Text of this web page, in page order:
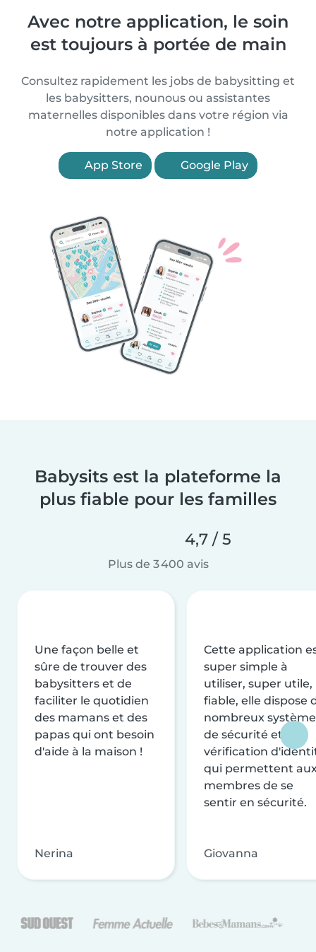
Avec notre application, le soin
est toujours à portée de main
Consultez rapidement les jobs de babysitting et
les babysitters, nounous ou assistantes
maternelles disponibles dans votre région via
notre application !
App Store Google Play
Babysits est la plateforme la
plus fiable pour les familles
4,7 / 5
Plus de 3 400 avis
Une façon belle et
sûre de trouver des
babysitters et de
faciliter le quotidien
des mamans et des
papas qui ont besoin
d'aide à la maison !
Nerina
Cette application
super simple à
utiliser, super utile,
fiable, elle dispose
nombreux
de sécurité et de
vérification
qui permettent
membres de se
sentir en sécurité.
Giovanna